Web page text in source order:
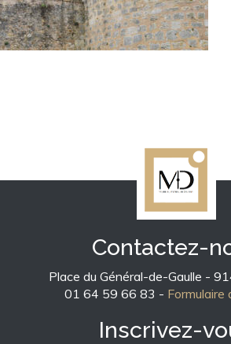
Contactez-
Place du Général-de-Gaulle -
01 64 59 66 83 -
Inscrivez-